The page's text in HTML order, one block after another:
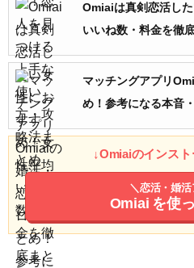
Omiaiは真剣恋活し
いいね数・料金を徹
マッチングアプリ
め！参考になる本音
↓Omiaiのインス
＼恋活・婚活
Omiai を使